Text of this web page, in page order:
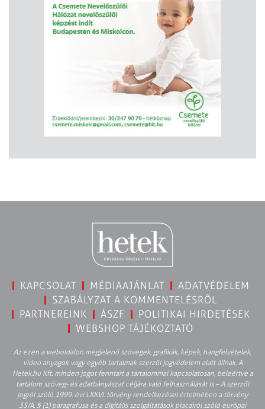
KAPCSOLAT MÉDIAAJÁNLAT
ADATVÉDELEM
SZABÁLYZAT A KOMMENTELÉSRŐL
PARTNEREINK
ÁSZF
POLITIKAI HIRDETÉSEK
WEBSHOP TÁJÉKOZTATÓ
Az ezen a weboldalon megjelenő szövegek, grafikák, képek, hangfelvételek,
video anyagok vagy egyéb tartalmak szerzői jogvédelem alatt állnak. A
Hetek.hu Kft. minden jogot fenntart a tartalommal kapcsolatosan, beleértve a
tartalom szöveg- és adatbányászat céljára való felhasználását is – A szerzői
jogról szóló 1999. évi LXXVI. törvény rendelkezései értelmében a törvény
35/A. § (1) paragrafusa és a digitális szolgáltatások piacairól szóló európai